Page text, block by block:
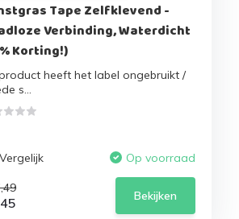
Tape Zelfklevend -
Verbinding, Waterdicht
Korting!)
heeft het label ongebruikt /
s...
Vergelijk Op voorraad
Bekijken